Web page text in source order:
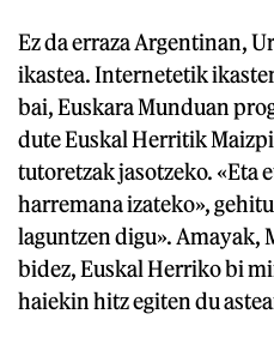
Ez da erraza Argentinan,
ikastea. Internetetik
bai, Euskara Munduan
dute Euskal Herritik
tutoretzak jasotzeko. «Eta
harremana izateko»,
laguntzen digu». Amayak,
bidez, Euskal Herriko bi
haiekin hitz egiten du